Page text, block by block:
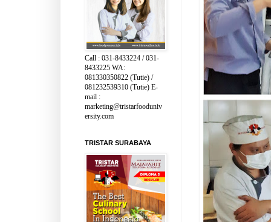
Call : 031-8433224 / 031-
8433225 WA:
081330350822 (Tutie) /
081232539310 (Tutie) E-
mail :
marketing@tristarfooduniv
ersity.com
TRISTAR SURABAYA